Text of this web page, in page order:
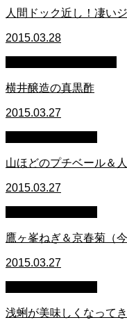
人間ドック近し！凄い
2015.03.28
横井醸造の真黒酢
2015.03.27
山ほどのプチベール＆
2015.03.27
鷹ヶ峯ねぎ＆京春菊（
2015.03.27
浅蜊が美味しくなってき